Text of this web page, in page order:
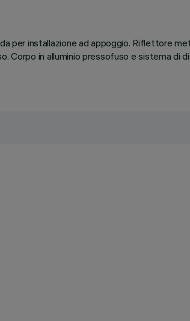
per installazione ad appoggio. Riflettore
in alluminio pressofuso e sistema di